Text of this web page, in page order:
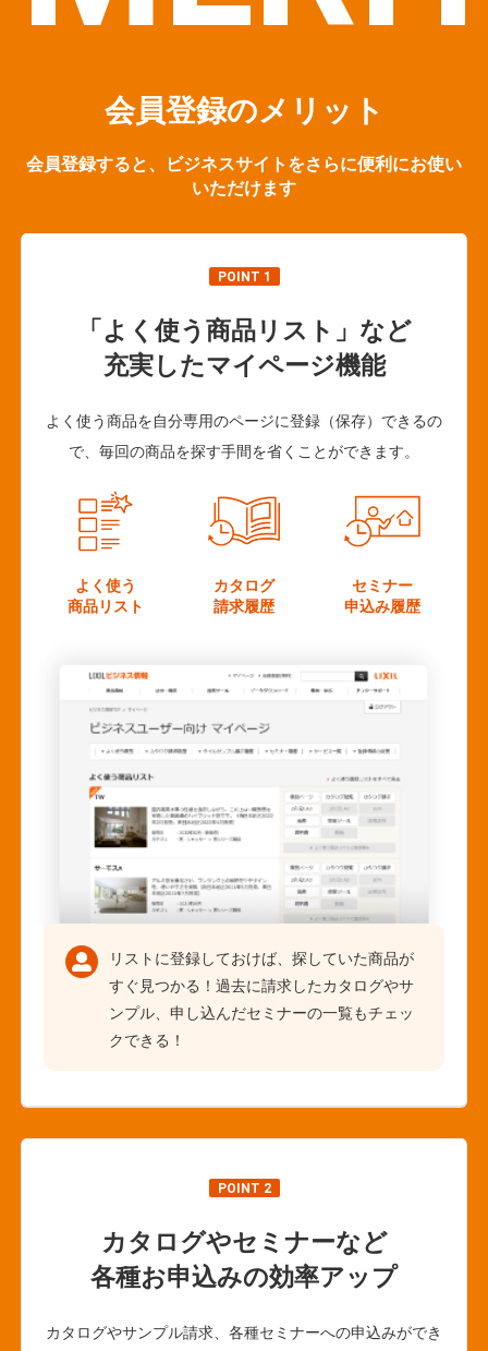
会員登録のメリット
会員登録すると、ビジネスサイトをさらに便利にお使い
いただけます
POINT 1
「よく使う商品リスト」など
充実したマイページ機能
よく使う商品を自分専用のページに登録（保存）できるの
で、毎回の商品を探す手間を省くことができます。
よく使う
商品リスト
カタログ
請求履歴
セミナー
申込み履歴
リストに登録しておけば、探していた商品が
すぐ見つかる！過去に請求したカタログやサ
ンプル、申し込んだセミナーの一覧もチェッ
クできる！
POINT 2
カタログやセミナーなど
各種お申込みの効率アップ
カタログやサンプル請求、各種セミナーへの申込みができ